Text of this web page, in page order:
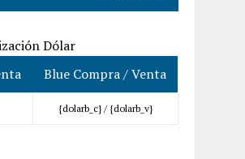
Dólar
Blue Compra / Venta
{dolarb_c} / {dolarb_v}